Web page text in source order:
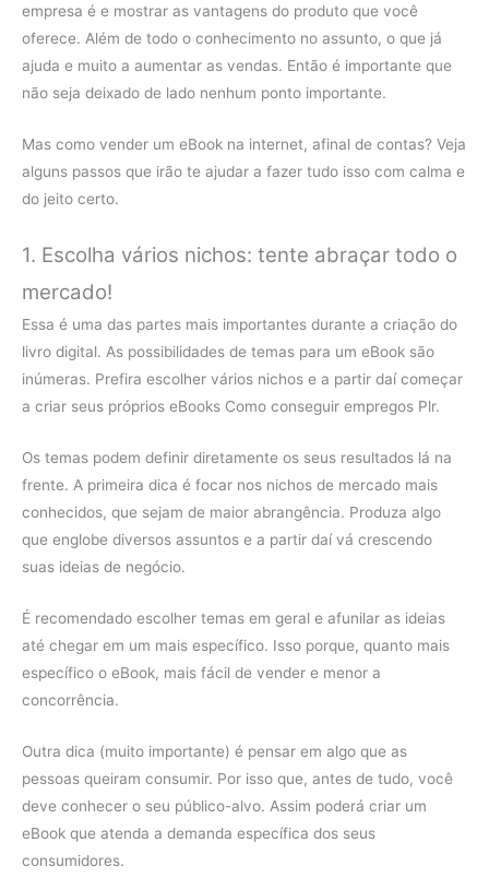
empresa é e mostrar as vantagens do produto que você
oferece. Além de todo o conhecimento no assunto, o que já
ajuda e muito a aumentar as vendas. Então é importante que
não seja deixado de lado nenhum ponto importante.
Mas como vender um eBook na internet, afinal de contas? Veja
alguns passos que irão te ajudar a fazer tudo isso com calma e
do jeito certo.
1. Escolha vários nichos: tente abraçar todo o
mercado!
Essa é uma das partes mais importantes durante a criação do
livro digital. As possibilidades de temas para um eBook são
inúmeras. Prefira escolher vários nichos e a partir daí começar
a criar seus próprios eBooks Como conseguir empregos Plr.
Os temas podem definir diretamente os seus resultados lá na
frente. A primeira dica é focar nos nichos de mercado mais
conhecidos, que sejam de maior abrangência. Produza algo
que englobe diversos assuntos e a partir daí vá crescendo
suas ideias de negócio.
É recomendado escolher temas em geral e afunilar as ideias
até chegar em um mais específico. Isso porque, quanto mais
específico o eBook, mais fácil de vender e menor a
concorrência.
Outra dica (muito importante) é pensar em algo que as
pessoas queiram consumir. Por isso que, antes de tudo, você
deve conhecer o seu público-alvo. Assim poderá criar um
eBook que atenda a demanda específica dos seus
consumidores.